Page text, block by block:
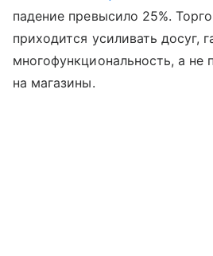
падение превысило 25%.
приходится усиливать досуг,
многофункциональность, а не
на магазины.